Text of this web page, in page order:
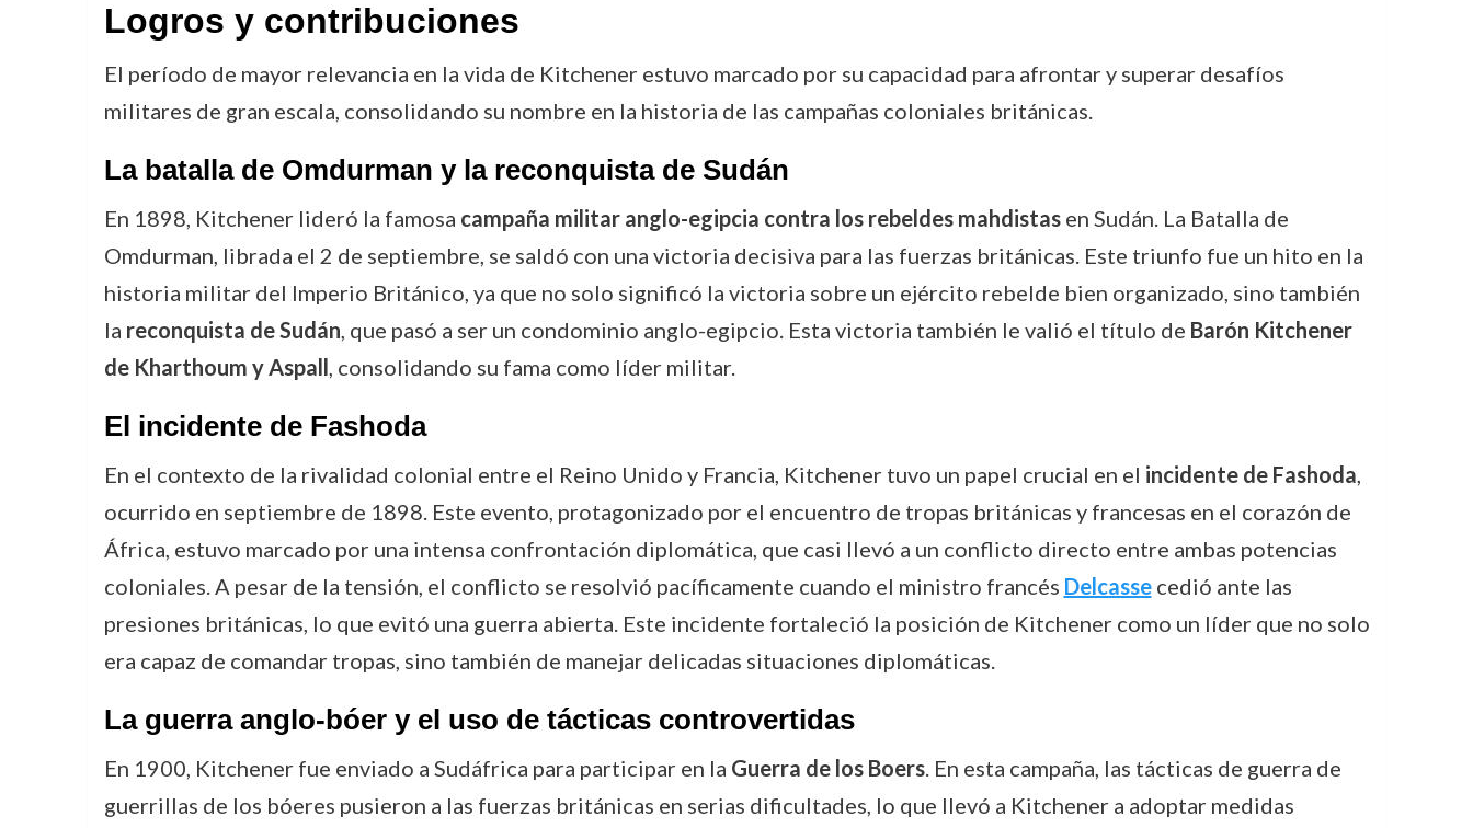
Logros y contribuciones
El período de mayor relevancia en la vida de Kitchener estuvo marcado por su capacidad para afrontar y superar desafíos
militares de gran escala, consolidando su nombre en la historia de las campañas coloniales británicas.
La batalla de Omdurman y la reconquista de Sudán
En 1898, Kitchener lideró la famosa campaña militar anglo-egipcia contra los rebeldes mahdistasen Sudán. La Batalla de
Omdurman, librada el 2 de septiembre, se saldó con una victoria decisiva para las fuerzas británicas. Este triunfo fue un hito en la
historia militar del Imperio Británico, ya que no solo significó la victoria sobre un ejército rebelde bien organizado, sino también
la reconquista de Sudán, que pasó a ser un condominio anglo-egipcio. Esta victoria también le valió el título de Barón Kitchener
de Kharthoum y Aspall, consolidando su fama como líder militar.
El incidente de Fashoda
En el contexto de la rivalidad colonial entre el Reino Unido y Francia, Kitchener tuvo un papel crucial en el incidente de Fashoda,
ocurrido en septiembre de 1898. Este evento, protagonizado por el encuentro de tropas británicas y francesas en el corazón de
África, estuvo marcado por una intensa confrontación diplomática, que casi llevó a un conflicto directo entre ambas potencias
coloniales. A pesar de la tensión, el conflicto se resolvió pacíficamente cuando el ministro francés Delcassecedió ante las
presiones británicas, lo que evitó una guerra abierta. Este incidente fortaleció la posición de Kitchener como un líder que no solo
era capaz de comandar tropas, sino también de manejar delicadas situaciones diplomáticas.
La guerra anglo-bóer y el uso de tácticas controvertidas
En 1900, Kitchener fue enviado a Sudáfrica para participar en la Guerra de los Boers. En esta campaña, las tácticas de guerra de
guerrillas de los bóeres pusieron a las fuerzas británicas en serias dificultades, lo que llevó a Kitchener a adoptar medidas